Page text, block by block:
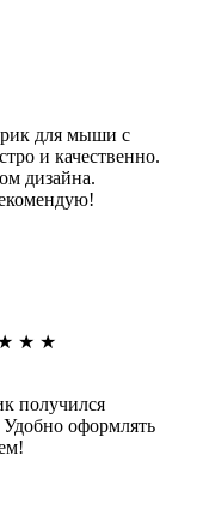
для мыши с
и качественно.
дизайна.
★ ★
получился
оформлять